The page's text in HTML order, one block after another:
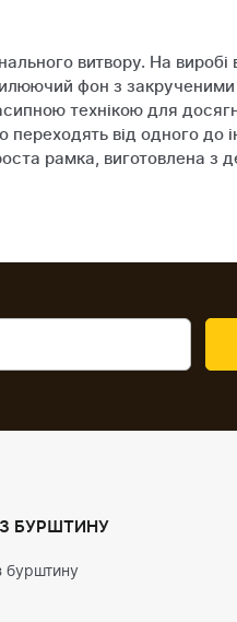
витвору. На виробі
фон з
технікою для
переходять від одного до
рамка, виготовлена з
БУРШТИНУ
бурштину